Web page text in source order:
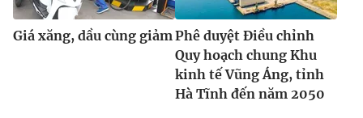
Giá xăng, dầu cùng giảm Phê duyệt Điều chỉnh
Quy hoạch chung Khu
kinh tế Vũng Áng, tỉnh
Hà Tĩnh đến năm 2050